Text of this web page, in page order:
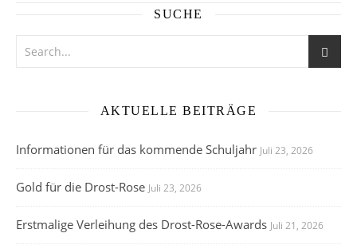
SUCHE
AKTUELLE BEITRÄGE
Informationen für das kommende Schuljahr Juli 23, 2026
Gold für die Drost-Rose Juli 23, 2026
Erstmalige Verleihung des Drost-Rose-Awards Juli 21, 2026